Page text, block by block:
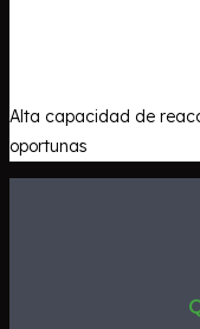
Alta capacidad de
oportunas